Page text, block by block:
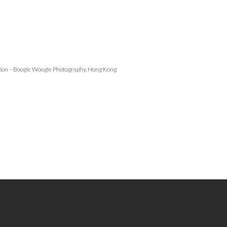
– Boogie Woogie Photography, Hong Kong